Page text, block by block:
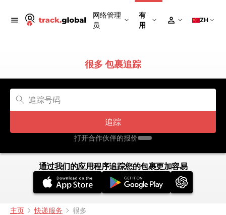
网络管理
员
有
用
ZH
很多 包裹追踪
追踪
打开合作伙伴的报价
通过我们的应用程序追踪您的包裹更加容易
主页 快递服务 很多